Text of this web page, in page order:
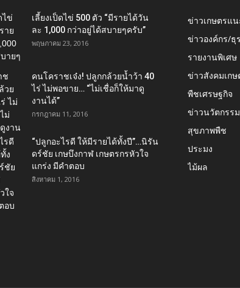
เลี้ยงเป็ดไข่ 500 ตัว “มีรายได้วัน
ละ 1,000 กว่าอยู่ได้สบายๆครับ”
พฤษภาคม 23, 2016
คนโคราชเจ๋ง! ปลูกกล้วยน้ำว้า 40
ไร่ ไม่พอขาย… “ไม่เชื่อก็ให้มาดู
งานได้”‬
กรกฎาคม 11, 2016
“ปลูกอะไรดี ให้มีรายได้ทั้งปี”…นิรัน
ดร์ชัย เกษบึงกาฬ เกษตรกรหัวใจ
แกร่ง มีคำตอบ
สิงหาคม 1, 2016
ข่าวเกษตรแ
ข่าวองค์กร/ธุ
รายงานพิเศษ
ข่าวสังคมเกษ
พืชเศรษฐกิจ
ข่าวนวัตกรร
สุขภาพพืช
ประมง
ไม้ผล